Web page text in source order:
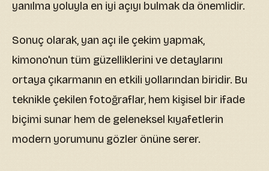
yanılma yoluyla en iyi açıyı bulmak da önemlidir.
Sonuç olarak, yan açı ile çekim yapmak,
kimono'nun tüm güzelliklerini ve detaylarını
ortaya çıkarmanın en etkili yollarından biridir. Bu
teknikle çekilen fotoğraflar, hem kişisel bir ifade
biçimi sunar hem de geleneksel kıyafetlerin
modern yorumunu gözler önüne serer.